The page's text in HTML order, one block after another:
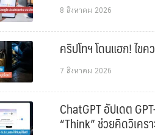
8 สิงหาคม 2026
คริปโทฯ โดนแฮก! ไข
7 สิงหาคม 2026
ChatGPT อัปเดต
“Think” ช่วยคิดวิเคร